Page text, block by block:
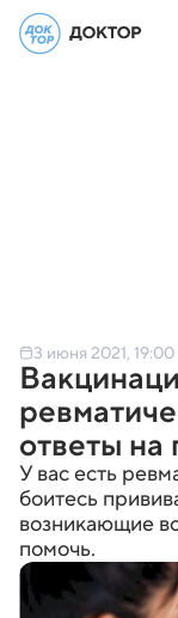
3 июня 2021, 19:00
ответы
У вас есть
боитесь
возникающие
помочь.